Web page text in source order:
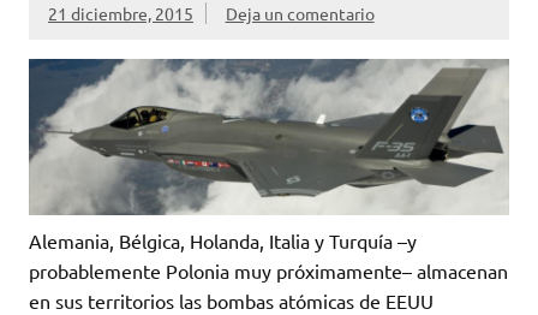
21 diciembre, 2015 Deja un comentario
Alemania, Bélgica, Holanda, Italia y Turquía –y
probablemente Polonia muy próximamente– almacenan
en sus territorios las bombas atómicas de EEUU